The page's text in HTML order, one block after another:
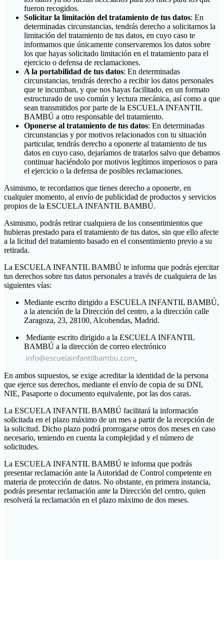
fueron recogidos.
Solicitar la limitación del tratamiento de tus datos: En
determinadas circunstancias, tendrás derecho a solicitarnos la
limitación del tratamiento de tus datos, en cuyo caso te
informamos que únicamente conservaremos los datos sobre
los que hayas solicitado limitación en el tratamiento para el
ejercicio o defensa de reclamaciones.
A la portabilidad de tus datos: En determinadas
circunstancias, tendrás derecho a recibir los datos personales
que te incumban, y que nos hayas facilitado, en un formato
estructurado de uso común y lectura mecánica, así como a que
sean transmitidos por parte de la ESCUELA INFANTIL
BAMBÚ a otro responsable del tratamiento.
Oponerse al tratamiento de tus datos: En determinadas
circunstancias y por motivos relacionados con tu situación
particular, tendrás derecho a oponerte al tratamiento de tus
datos en cuyo caso, dejaríamos de tratarlos salvo que debamos
continuar haciéndolo por motivos legítimos imperiosos o para
el ejercicio o la defensa de posibles reclamaciones.
Asimismo, te recordamos que tienes derecho a oponerte, en
cualquier momento, al envío de publicidad de productos y servicios
propios de la ESCUELA INFANTIL BAMBÚ.
Asimismo, podrás retirar cualquiera de los consentimientos que
hubieras prestado para el tratamiento de tus datos, sin que ello afecte
a la licitud del tratamiento basado en el consentimiento previo a su
retirada.
La ESCUELA INFANTIL BAMBÚ te informa que podrás ejercitar
tus derechos sobre tus datos personales a través de cualquiera de las
siguientes vías:
Mediante escrito dirigido a ESCUELA INFANTIL BAMBÚ,
a la atención de la Dirección del centro, a la dirección calle
Zaragoza, 23, 28100, Alcobendas, Madrid.
Mediante escrito dirigido a la ESCUELA INFANTIL
BAMBÚ a la dirección de correo electrónico
.
En ambos supuestos, se exige acreditar la identidad de la persona
que ejerce sus derechos, mediante el envío de copia de su DNI,
NIE, Pasaporte o documento equivalente, por las dos caras.
La ESCUELA INFANTIL BAMBÚ facilitará la información
solicitada en el plazo máximo de un mes a partir de la recepción de
la solicitud. Dicho plazo podrá prorrogarse otros dos meses en caso
necesario, teniendo en cuenta la complejidad y el número de
solicitudes.
La ESCUELA INFANTIL BAMBÚ te informa que podrás
presentar reclamación ante la Autoridad de Control competente en
materia de protección de datos. No obstante, en primera instancia,
podrás presentar reclamación ante la Dirección del centro, quien
resolverá la reclamación en el plazo máximo de dos meses.